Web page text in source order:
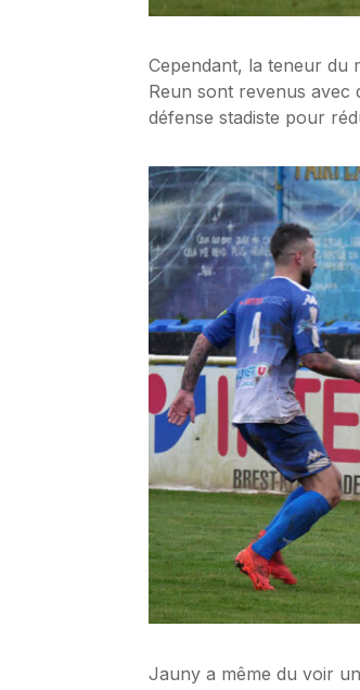
Cependant, la teneur du
Reun sont revenus avec
défense stadiste pour
Jauny a même du voir